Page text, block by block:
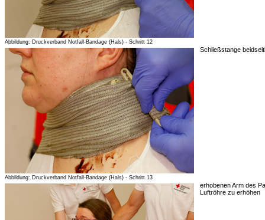
Abbildung: Druckverband Notfall-Bandage (Hals) - Schritt 12
Abbildung: Druckverband Notfall-Bandage (Hals) - Schritt 13
Schließstange
erhobenen Arm des
Luftröhre zu erhöhen